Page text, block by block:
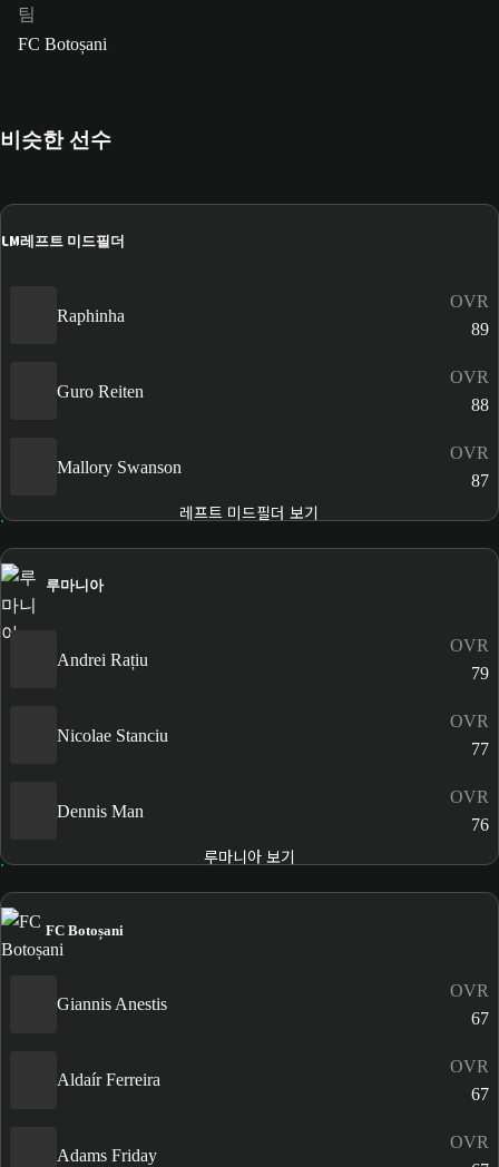
팀
FC Botoșani
비슷한 선수
LM레프트 미드필더
Raphinha
OVR
89
Guro Reiten
OVR
88
Mallory Swanson
OVR
87
레프트 미드필더 보기
루마니아
Andrei Rațiu
OVR
79
Nicolae Stanciu
OVR
77
Dennis Man
OVR
76
루마니아 보기
FC Botoșani
Giannis Anestis
OVR
67
Aldaír Ferreira
OVR
67
Adams Friday
OVR